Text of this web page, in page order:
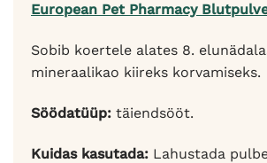
European Pet Pharmacy
Sobib koertele alates 8.
mineraalikao kiireks korvamiseks.
Söödatüüp: täiendsööt.
Kuidas kasutada: Lahustada